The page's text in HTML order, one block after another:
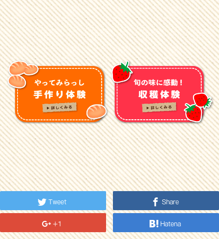
Tweet Share
+1 Hatena